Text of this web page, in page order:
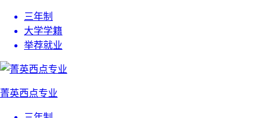
三年制
大学学籍
举荐就业
菁英西点专业